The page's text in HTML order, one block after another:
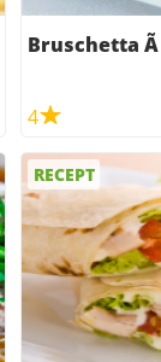
Bruschetta
4
RECEPT